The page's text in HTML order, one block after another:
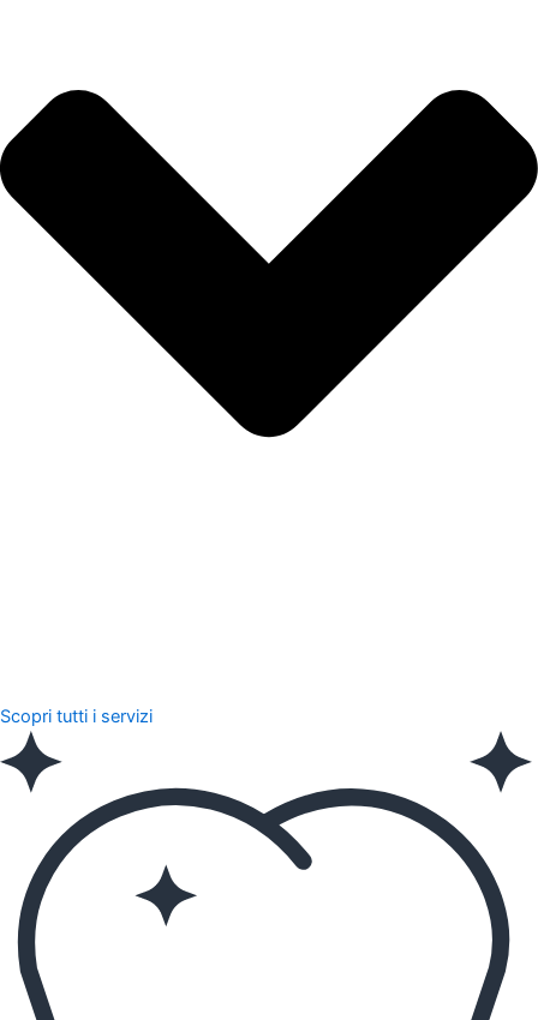
Scopri tutti i servizi